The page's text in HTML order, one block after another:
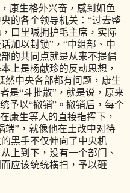
康生格外兴奋，感到如鱼
的各个领导机关：“过去整
口里喊拥护毛主席，实际
加以封锁”，“中组部、中
的共同点就是从来不提倡
上是杨献珍的反动思想，
然中央各部都有问题，康生
是“斗批散”，就是说，原来
予以“撤销”。撤销后，每个
康生等人的直接指挥下，
端”，就像他在土改中对待
黑手不仅伸向了中央机
上到下，没有一个部门、
应该统统横扫，予以砸